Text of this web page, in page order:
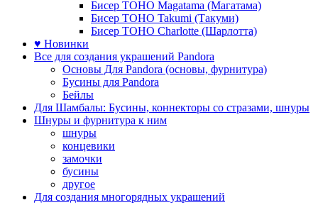
Бисер TOHO Magatama (Магатама)
Бисер TOHO Takumi (Такуми)
Бисер TOHO Charlotte (Шарлотта)
♥ Новинки
Все для создания украшений Pandora
Основы Для Pandora (основы, фурнитура)
Бусины для Pandora
Бейлы
Для Шамбалы: Бусины, коннекторы со стразами, шнуры
Шнуры и фурнитура к ним
шнуры
концевики
замочки
бусины
другое
Для создания многорядных украшений